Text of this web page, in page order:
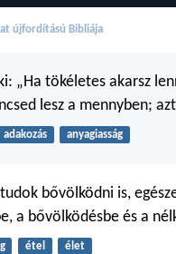
újfordítású Bibliája
„Ha tökéletes akarsz
lesz a mennyben;
adakozás anyagiasság
bővölködni is,
a bővölködésbe és a
étel élet